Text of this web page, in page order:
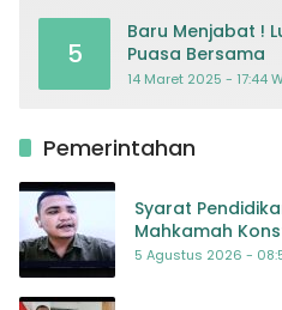
5
Baru Menjabat !
Puasa Bersama
14 Maret 2025 - 17:44
Pemerintahan
Syarat
Mahkamah
5 Agustus 2026 -